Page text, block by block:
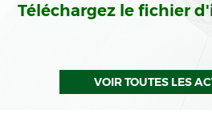
Téléchargez le fichier
VOIR TOUTES LES